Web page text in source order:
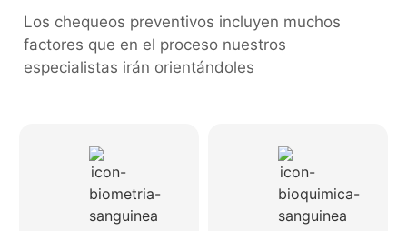
Los chequeos preventivos incluyen muchos
factores que en el proceso nuestros
especialistas irán orientándoles